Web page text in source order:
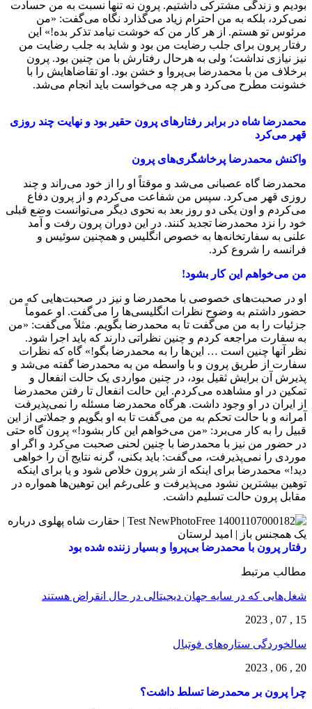
بودیم و زندگی مشترکی داشتیم. پرون نه تنها نسبت به من حسادت
نمی‌کرد، بلکه به من احترام زیاد می‌گذارد نگاه می‌گفت: «من
مرئوس تو هستم. از هر کار من که خوشت نیامد تذکر بده!» این
رفتار پرون برای جلب رضایت من بود و شاید به جلب رضایت من
نیز نیازی نداشت؛ ولی به هرحال رفتارش با من چنین بود. پرون
برخلاف من با محمدرضا بی‌پروا و خشن بود. او تقاضاهایش را با
خشونت مطرح می‌کرد و هر چه می‌خواست باید انجام می‌شد.
محمدرضا شاه در برابر رفتارهای پرون حقیر بود و نهایت چند روزی
قهر می‌کرد
واکنش محمدرضا پرخاشگری‌های پرون
محمدرضا گاه عصبانی می‌شد و موقتاً او را از خود می‌راند و چند
روزی قهر می‌کرد. سپس من شفاعت می‌کردم و از پرون دفاع
می‌کردم و اون یکی دو روز بعد به نحوی دیگر می‌توانست وضع قبلی
خود را نزد محمدرضا تجدید کنند. در این دوران پرون رفت و آمد
علنی به سفارتخانه‌ها به خصوص انگلیس و همچنین سوئیس و
فرانسه را شروع کرد.
من می‌خواهم این کار بشود!
او در صحبت‌های خصوصی با محمدرضا و نیز در صحبت‌هایی که من
حضور داشتم به وضوح نظرات انگلیسی‌ها را می‌گفت. او عموماً
جزئیات را به من می‌گفت تا به محمدرضا بگویم. مثلاً می‌گفت: «من
به سفارت مراجعه کردم و چنین نظراتی دارند که باید اجرا شود.
نظر آنها چنین است … این‌ها را به محمدرضا بگو!» گاه که نظرات
سفارت از طریق پرون و با واسطه من به محمدرضا گفته می‌شد و
پذیرش آن برایش ثقیل بود، در چنین مواردی یک حالت انفعال و
تمکین در او مشاهده می‌کردم. این حالت انفعال تا رفتن محمدرضا
از ایران در او وجود داشت. هرگاه محمدرضا مسئله را نمی‌پذیرفت
آمرانه و با حالت تحکم به من می‌گفت تا به او بگویم و جملاتی از این
قبیل را به کار می‌برد: «من می‌خواهم این کار بشود!» پرون گاه حتی
در حضور من نیز با محمدرضا با چنین لحنی صحبت می‌کرد و اگر او
موردی را نمی‌پذیرفت، می‌گفت: باید بکنی، گرنه نتایج آن را خواهی
دید!» محمدرضا برای اینکه از شر پرون خلاص شود و یا برای اینکه
توهین بیشترین نشود می‌پذیرفت و علی‌رغم این توهین‌ها همواره در
مقابل پرون حالت تسلیم داشت.
رفتار پرون با محمدرضا بی‌پروا و بسیار زننده شده بود
مطالب مرتبط
شغل‌‌هایی که در سایه جهان دیجیتالی در حال انقراض هستند
15 , 07 , 2023
سالخوردگی ستاره‌های فوتبال
20 , 06 , 2023
چرا پرون بر محمدرضا تسلط داشت؟